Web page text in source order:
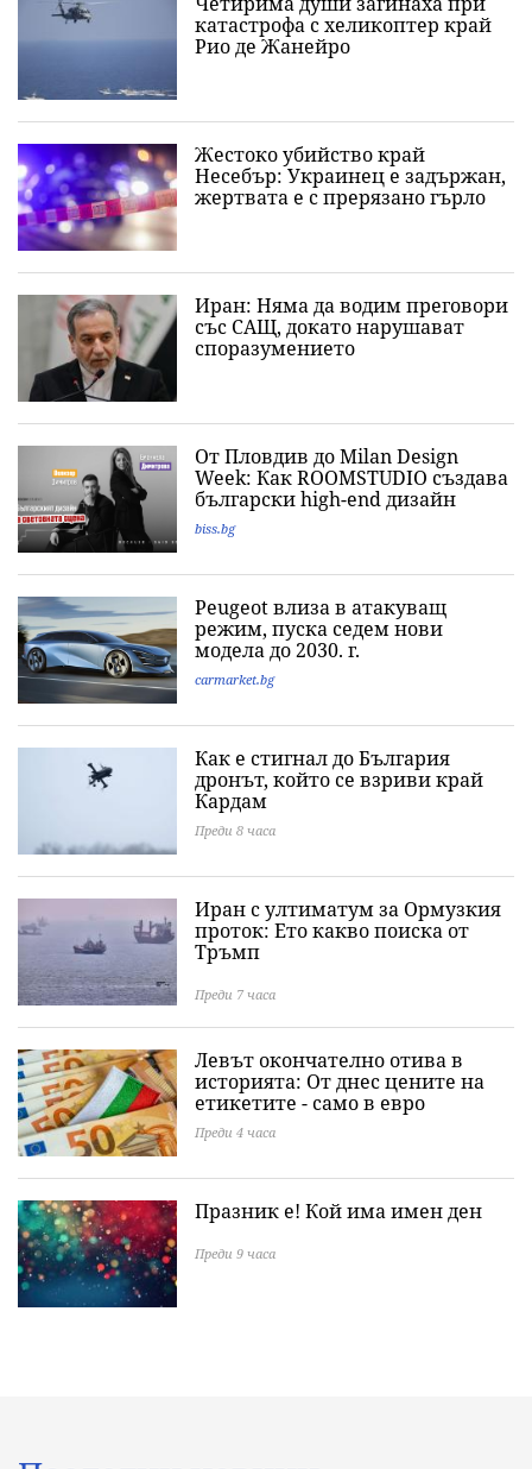
катастрофа с хеликоптер край
Рио де Жанейро
Жестоко убийство край
Несебър: Украинец е задържан,
жертвата е с прерязано гърло
Иран: Няма да водим преговори
със САЩ, докато нарушават
споразумението
От Пловдив до Milan Design
Week: Как ROOMSTUDIO създава
български high-end дизайн
biss.bg
Peugeot влиза в атакуващ
режим, пуска седем нови
модела до 2030. г.
carmarket.bg
Как е стигнал до България
дронът, който се взриви край
Кардам
Преди 8 часа
Иран с ултиматум за Ормузкия
проток: Ето какво поиска от
Тръмп
Преди 7 часа
Левът окончателно отива в
историята: Oт днес цените на
етикетите - само в евро
Преди 4 часа
Празник е! Кой има имен ден
Преди 9 часа